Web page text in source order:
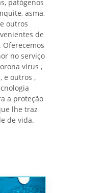
patógenos
asma,
outros
de
no serviço
vírus ,
e outros ,
a proteção
lhe traz
de vida.